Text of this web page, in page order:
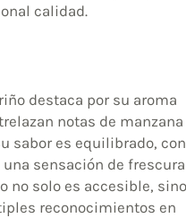
calidad.
destaca por su aroma
notas de manzana
sabor es equilibrado, con
sensación de frescura
no solo es accesible, sino
reconocimientos en